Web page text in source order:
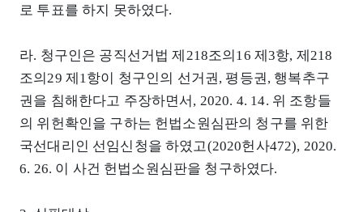
로 투표를 하지 못하였다.
라. 청구인은 공직선거법 제218조의16 제3항, 제218
조의29 제1항이 청구인의 선거권, 평등권, 행복추구
권을 침해한다고 주장하면서, 2020. 4. 14. 위 조항들
의 위헌확인을 구하는 헌법소원심판의 청구를 위한
국선대리인 선임신청을 하였고(2020헌사472), 2020.
6. 26. 이 사건 헌법소원심판을 청구하였다.